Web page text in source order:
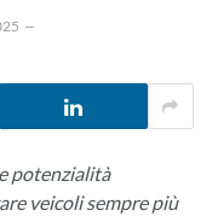
potenzialità
veicoli sempre più